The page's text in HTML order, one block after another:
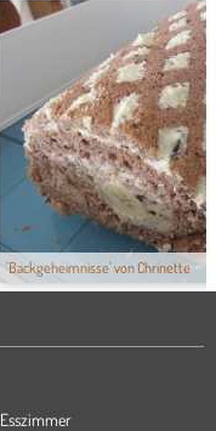
'Backgeheimnisse' von Chrinette
Esszimmer